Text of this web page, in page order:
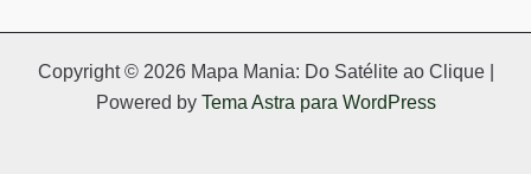
Copyright © 2026 Mapa Mania: Do Satélite ao Clique |
Powered by Tema Astra para WordPress